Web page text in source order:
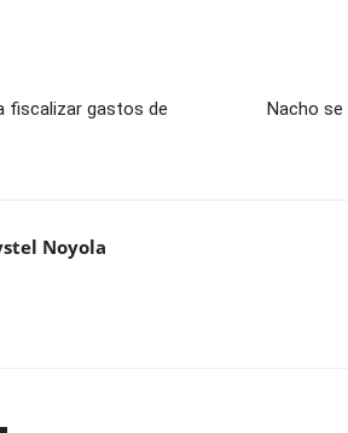
fiscalizar gastos de
Nacho
Noyola